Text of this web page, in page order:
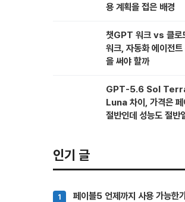
용 계획을 접은 배경
챗GPT 워크 vs 클로
워크, 자동화 에이전트
을 써야 할까
GPT-5.6 Sol
Luna 차이, 가격은
절반인데 성능도 절반
인기 글
페이블5 언제까지 사용 가능한